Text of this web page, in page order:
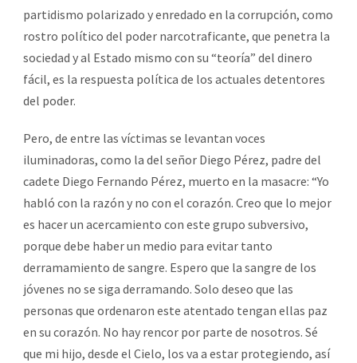
partidismo polarizado y enredado en la corrupción, como
rostro político del poder narcotraficante, que penetra la
sociedad y al Estado mismo con su “teoría” del dinero
fácil, es la respuesta política de los actuales detentores
del poder.
Pero, de entre las víctimas se levantan voces
iluminadoras, como la del señor Diego Pérez, padre del
cadete Diego Fernando Pérez, muerto en la masacre: “Yo
habló con la razón y no con el corazón. Creo que lo mejor
es hacer un acercamiento con este grupo subversivo,
porque debe haber un medio para evitar tanto
derramamiento de sangre. Espero que la sangre de los
jóvenes no se siga derramando. Solo deseo que las
personas que ordenaron este atentado tengan ellas paz
en su corazón. No hay rencor por parte de nosotros. Sé
que mi hijo, desde el Cielo, los va a estar protegiendo, así